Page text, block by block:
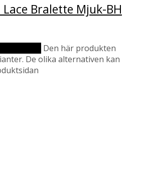
Lace Bralette Mjuk-BH
Den här produkten
De olika alternativen kan